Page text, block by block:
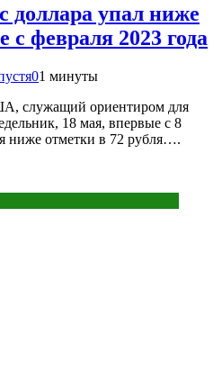
доллара упал ниже
с февраля 2023 года
01 минуты
служащий ориентиром для
18 мая, впервые с 8
ниже отметки в 72 рубля….